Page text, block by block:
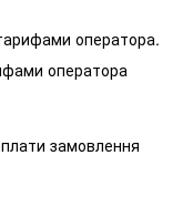
оператора.
оператора
замовлення